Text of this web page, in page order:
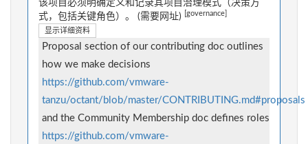
该项目必须明确定义和记录其项目治理模式（决策方
式，包括关键角色）。 (需要网址)
[governance]
显示详细资料
Proposal section of our contributing doc outlines
how we make decisions
https://github.com/vmware-
tanzu/octant/blob/master/CONTRIBUTING.md#proposals
and the Community Membership doc defines roles
https://github.com/vmware-